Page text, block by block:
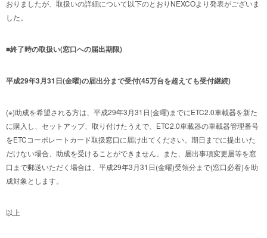
おりましたが、取扱いの詳細について以下のとおりNEXCOより発表がございま
した。
■終了時の取扱い(窓口への届出期限)
平成29年3月31日(金曜)の届出分まで受付(45万台を超えても受付継続)
(※)助成を希望される方は、平成29年3月31日(金曜)までにETC2.0車載器を新た
に購入し、セットアップ、取り付けたうえで、ETC2.0車載器の車載器管理番号
をETCコーポレートカード取扱窓口に届け出てください。期日までに提出いた
だけない場合、助成を受けることができません。また、届出事項変更届等を窓
口まで郵送いただく場合は、平成29年3月31日(金曜)受領分まで(窓口必着)を助
成対象とします。
以上